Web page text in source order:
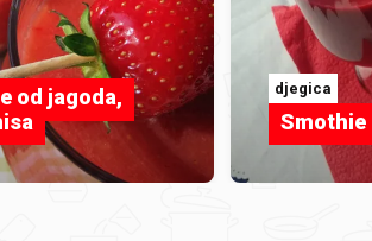
od jagoda,
djegica
Smothie